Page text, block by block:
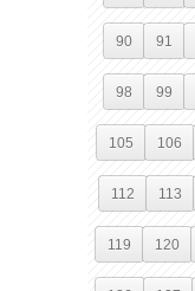
90 91
98 99
105 106
112 113
119 120